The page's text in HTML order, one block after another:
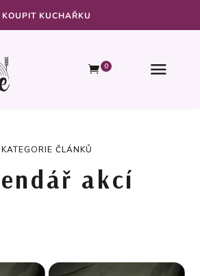
KOUPIT KUCHAŘKU
0
KATEGORIE ČLÁNKŮ
akcí